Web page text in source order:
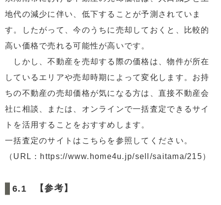
地代の減少に伴い、低下することが予測されていま
す。したがって、今のうちに売却しておくと、比較的
高い価格で売れる可能性が高いです。
しかし、不動産を売却する際の価格は、物件が所在
しているエリアや売却時期によって変化します。お持
ちの不動産の売却価格が気になる方は、直接不動産会
社に相談、または、オンラインで一括査定できるサイ
トを活用することをおすすめします。
一括査定のサイトはこちらを参照してください。
（URL：https://www.home4u.jp/sell/saitama/215）
【参考】